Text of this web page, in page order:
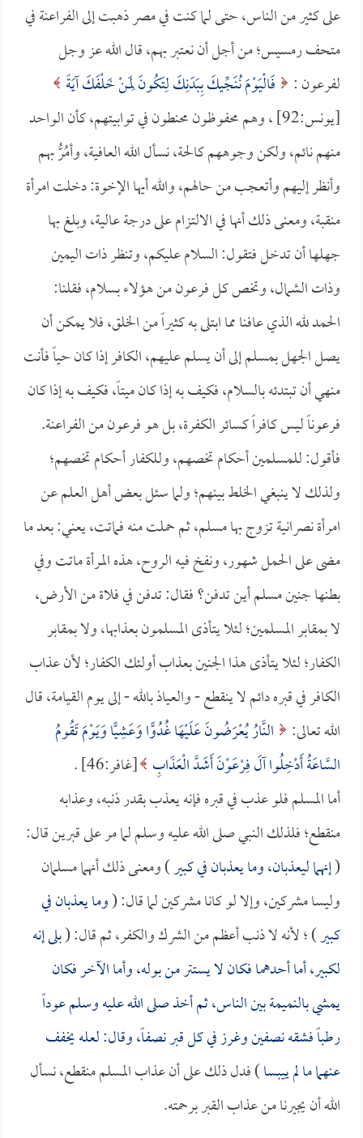
على كثير من الناس، حتى لما كنت في مصر ذهبت إلى الفراعنة في
متحف رمسيس؛ من أجل أن نعتبر بهم، قال الله عز وجل
لفرعون :
فَالْيَوْمَ نُنَجِّيكَ بِبَدَنِكَ لِتَكُونَ لِمَنْ خَلْفَكَ آيَةً
[يونس:92] ، وهم محفوظون محنطون في توابيتهم، كأن الواحد
منهم نائم، ولكن وجوههم كالحة، نسأل الله العافية، وأمُرُّ بهم
وأنظر إليهم وأتعجب من حالهم، والله أيها الإخوة: دخلت امرأة
منقبة، ومعنى ذلك أنها في الالتزام على درجة عالية، وبلغ بها
جهلها أن تدخل فتقول: السلام عليكم، وتنظر ذات اليمين
وذات الشمال، وتخص كل فرعون من هؤلاء بسلام، فقلنا:
الحمد لله الذي عافنا مما ابتلى به كثيراً من الخلق، فلا يمكن أن
يصل الجهل بمسلم إلى أن يسلم عليهم، الكافر إذا كان حياً فأنت
منهي أن تبتدئه بالسلام، فكيف به إذا كان ميتاً، فكيف به إذا كان
فرعوناً ليس كافراً كسائر الكفرة، بل هو فرعون من الفراعنة.
فأقول: للمسلمين أحكام تخصهم، وللكفار أحكام تخصهم؛
ولذلك لا ينبغي الخلط بينهم؛ ولما سئل بعض أهل العلم عن
امرأة نصرانية تزوج بها مسلم، ثم حملت منه فماتت، يعني: بعد ما
مضى على الحمل شهور، ونفخ فيه الروح، هذه المرأة ماتت وفي
بطنها جنين مسلم أين تدفن؟ فقال: تدفن في فلاة من الأرض،
لا بمقابر المسلمين؛ لئلا يتأذى المسلمون بعذابها، ولا بمقابر
الكفار؛ لئلا يتأذى هذا الجنين بعذاب أولئك الكفار؛ لأن عذاب
الكافر في قبره دائم لا ينقطع - والعياذ بالله - إلى يوم القيامة، قال
الله تعالى:
النَّارُ يُعْرَضُونَ عَلَيْهَا غُدُوًّا وَعَشِيًّا وَيَوْمَ تَقُومُ
السَّاعَةُ أَدْخِلُوا آلَ فِرْعَوْنَ أَشَدَّ الْعَذَابِ [غافر:46] .
أما المسلم فلو عذب في قبره فإنه يعذب بقدر ذنبه، وعذابه
منقطع؛ فلذلك النبي صلى الله عليه وسلم لما مر على قبرين قال:
(إنهما ليعذبان، وما يعذبان في كبير) ومعنى ذلك أنهما مسلمان
وليسا مشركين، وإلا لو كانا مشركين لما قال: (وما يعذبان في
كبير) ؛ لأنه لا ذنب أعظم من الشرك والكفر، ثم قال: (بلى إنه
لكبير، أما أحدهما فكان لا يستتر من بوله، وأما الآخر فكان
يمشي بالنميمة بين الناس، ثم أخذ صلى الله عليه وسلم عوداً
رطباً فشقه نصفين وغرز في كل قبر نصفاً، وقال: لعله يخفف
عنهما ما لم ييبسا) فدل ذلك على أن عذاب المسلم منقطع، نسأل
الله أن يجيرنا من عذاب القبر برحمته.